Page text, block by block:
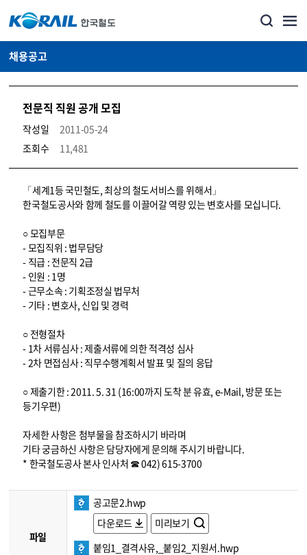
채용공고
전문직 직원 공개 모집
작성일
2011-05-24
조회수
11,481
코레일소개_경영공시_채용공고 상세보기 – 내용, 파일, 담당자 연락처로 구성
「세계1등 국민철도, 최상의 철도서비스를 위해서」
한국철도공사와 함께 철도를 이끌어갈 역량 있는 변호사를 모십니다.
○ 모집부문
- 모집직위 : 법무담당
- 직급 : 전문직 2급
- 인원 : 1명
- 근무소속 : 기획조정실 법무처
- 기타 : 변호사, 신입 및 경력
○ 전형절차
- 1차 서류심사 : 제출서류에 의한 적격성 심사
- 2차 면접심사 : 직무수행계획서 발표 및 질의 응답
○ 제출기한 : 2011. 5. 31 (16:00까지 도착 분 유효, e-Mail, 방문 또는
등기우편)
자세한 사항은 첨부물을 참조하시기 바라며
기타 궁금하신 사항은 담당자에게 문의해 주시기 바랍니다.
* 한국철도공사 본사 인사처 ☎ 042) 615-3700
파일
공고문2.hwp
다운로드
미리보기
붙임1_결격사유,_붙임2_지원서.hwp